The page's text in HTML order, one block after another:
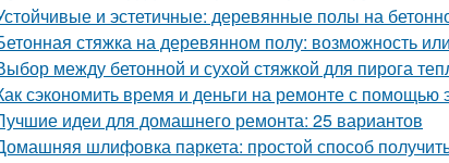
и эстетичные: деревянные полы на
стяжка на деревянном полу: возможность
между бетонной и сухой стяжкой для пирога
сэкономить время и деньги на ремонте с помощью
идеи для домашнего ремонта: 25 вариантов
шлифовка паркета: простой способ